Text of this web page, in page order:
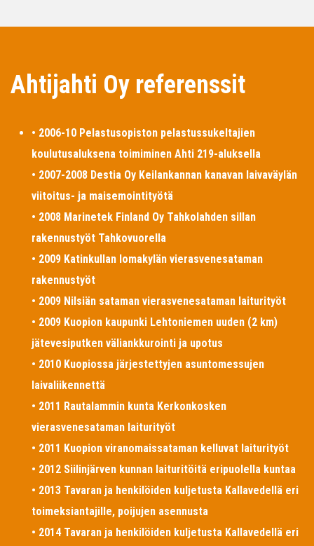
Ahtijahti Oy referenssit
• 2006-10 Pelastusopiston pelastussukeltajien
koulutusaluksena toimiminen Ahti 219-aluksella
• 2007-2008 Destia Oy Keilankannan kanavan laivaväylän
viitoitus- ja maisemointityötä
• 2008 Marinetek Finland Oy Tahkolahden sillan
rakennustyöt Tahkovuorella
• 2009 Katinkullan lomakylän vierasvenesataman
rakennustyöt
• 2009 Nilsiän sataman vierasvenesataman laiturityöt
• 2009 Kuopion kaupunki Lehtoniemen uuden (2 km)
jätevesiputken väliankkurointi ja upotus
• 2010 Kuopiossa järjestettyjen asuntomessujen
laivaliikennettä
• 2011 Rautalammin kunta Kerkonkosken
vierasvenesataman laiturityöt
• 2011 Kuopion viranomaissataman kelluvat laiturityöt
• 2012 Siilinjärven kunnan laituritöitä eripuolella kuntaa
• 2013 Tavaran ja henkilöiden kuljetusta Kallavedellä eri
toimeksiantajille, poijujen asennusta
• 2014 Tavaran ja henkilöiden kuljetusta Kallavedellä eri